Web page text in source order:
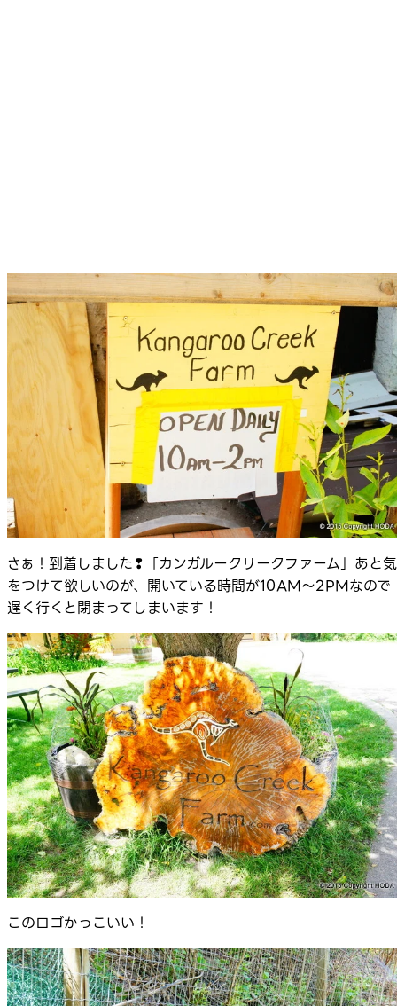
さぁ！到着しました❢「カンガルークリークファーム」あと気
をつけて欲しいのが、開いている時間が10AM～2PMなので
遅く行くと閉まってしまいます！
このロゴかっこいい！